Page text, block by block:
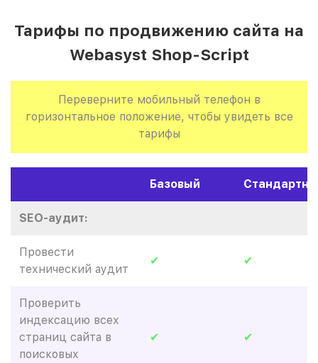
Тарифы по продвижению сайта на
Webasyst Shop-Script
Переверните мобильный телефон в
горизонтальное положение, чтобы увидеть все
тарифы
Базовый
SEO-аудит:
Провести
технический аудит
✔ ✔
Проверить
индексацию всех
страниц сайта в
поисковых
✔ ✔